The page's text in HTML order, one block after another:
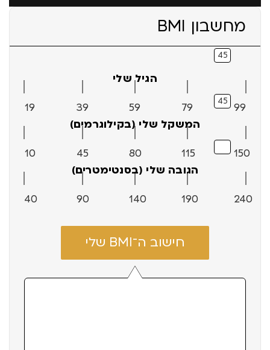
מחשבון BMI
הגיל שלי
19 39 59 79
99
המשקל שלי (בקילוגרמים)
10 45 80 115
150
הגובה שלי (בסנטימטרים)
40 90 140 190 240
חישוב ה־BMI שלי